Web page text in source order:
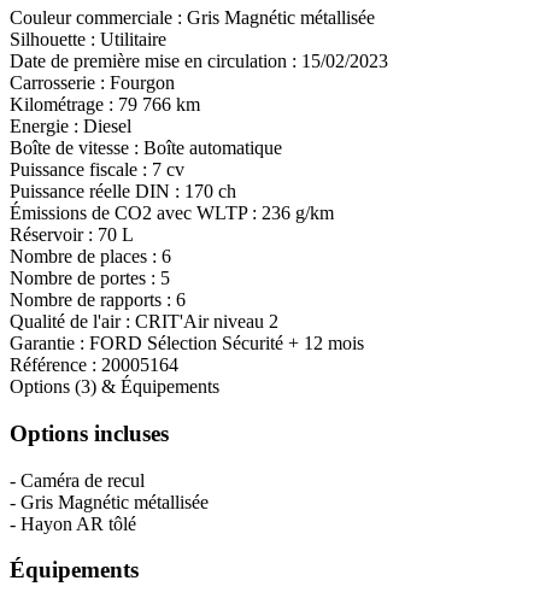
Couleur commerciale : Gris Magnétic métallisée
Silhouette : Utilitaire
Date de première mise en circulation : 15/02/2023
Carrosserie : Fourgon
Kilométrage : 79 766 km
Energie : Diesel
Boîte de vitesse : Boîte automatique
Puissance fiscale : 7 cv
Puissance réelle DIN : 170 ch
Émissions de CO2 avec WLTP : 236 g/km
Réservoir : 70 L
Nombre de places : 6
Nombre de portes : 5
Nombre de rapports : 6
Qualité de l'air : CRIT'Air niveau 2
Garantie : FORD Sélection Sécurité + 12 mois
Référence : 20005164
Options (3) & Équipements
Options incluses
- Caméra de recul
- Gris Magnétic métallisée
- Hayon AR tôlé
Équipements